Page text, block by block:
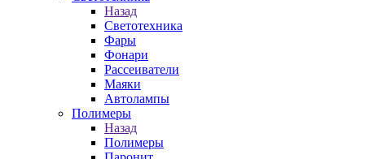
Назад
Светотехника
Фары
Фонари
Рассеиватели
Маяки
Автолампы
Полимеры
Назад
Полимеры